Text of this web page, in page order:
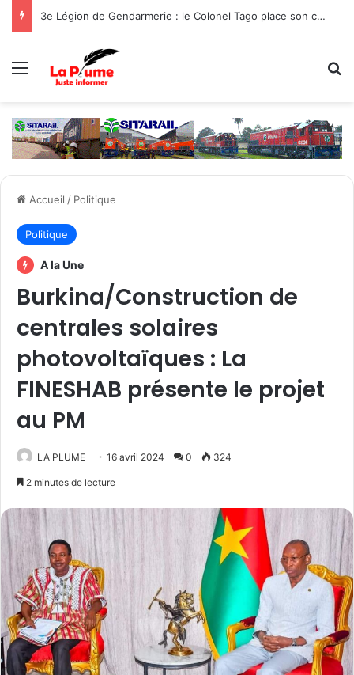
3e Légion de Gendarmerie : le Colonel Tago place son commandement sous le signe de la protection des populations
Menu
Accueil / Politique
Politique
A la Une
Burkina/Construction de
centrales solaires
photovoltaïques : La
FINESHAB présente le projet
au PM
LA PLUME 16 avril 2024 0 324
2 minutes de lecture